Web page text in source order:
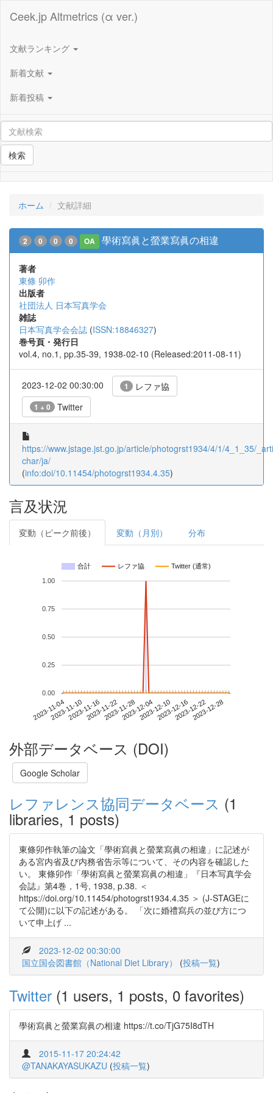
Ceek.jp Altmetrics (α ver.)
文献ランキング
新着文献
新着投稿
検索
ホーム 文献詳細
2 0 0 0 OA 學術寫眞と螢業寫眞の相違
著者
東條 卯作
出版者
社団法人 日本写真学会
雑誌
日本写真学会会誌 (ISSN:18846327)
巻号頁・発行日
vol.4, no.1, pp.35-39, 1938-02-10 (Released:2011-08-11)
2023-12-02 00:30:00 1 レファ協
1 + 0 Twitter
https://www.jstage.jst.go.jp/article/photogrst1934/4/1/4_1_35/
char/ja/
(info:doi/10.11454/photogrst1934.4.35)
言及状況
変動（ピーク前後） 変動（月別） 分布
合計 レファ協 Twitter (通常)
2023-11-042023-11-102023-11-162023-11-222023-11-282023-12-042023-12-102023-12-162023-12-222023-12-28
0.00
0.25
0.50
0.75
1.00
外部データベース (DOI)
Google Scholar
レファレンス協同データベース (1
libraries, 1 posts)
東條卯作執筆の論文「學術寫眞と螢業寫眞の相違」に記述が
ある宮内省及び内務省告示等について、その内容を確認した
い。 東條卯作「學術寫眞と螢業寫眞の相違」『日本写真学会
会誌』第4巻，1号, 1938, p.38. ＜
https://doi.org/10.11454/photogrst1934.4.35 ＞ (J-STAGEに
て公開)に以下の記述がある。 「次に婚禮寫兵の並び方につ
いて申上げ ...
2023-12-02 00:30:00
国立国会図書館（National Diet Library）
(投稿一覧)
Twitter (1 users, 1 posts, 0 favorites)
學術寫眞と螢業寫眞の相違 https://t.co/TjG75I8dTH
2015-11-17 20:24:42
@TANAKAYASUKAZU (投稿一覧)